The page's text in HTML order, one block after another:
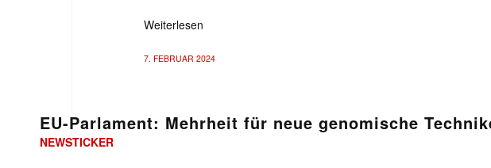
Weiterlesen
7. FEBRUAR 2024
EU-Parlament: Mehrheit für neue genomische
NEWSTICKER